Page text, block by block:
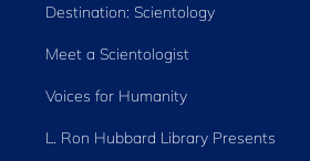
Destination: Scientology
Meet a Scientologist
Voices for Humanity
L. Ron Hubbard Library Presents